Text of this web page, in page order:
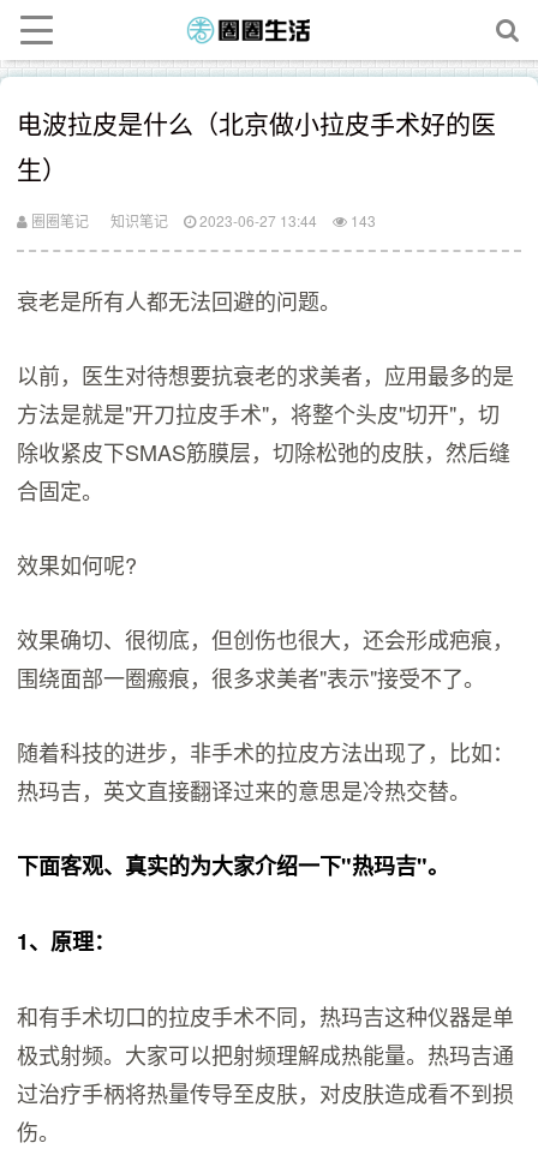
电波拉皮是什么（北京做小拉皮手术好的医
生）
圈圈笔记 知识笔记 2023-06-27 13:44 143
衰老是所有人都无法回避的问题。
以前，医生对待想要抗衰老的求美者，应用最多的是
方法是就是"开刀拉皮手术"，将整个头皮"切开"，切
除收紧皮下SMAS筋膜层，切除松弛的皮肤，然后缝
合固定。
效果如何呢?
效果确切、很彻底，但创伤也很大，还会形成疤痕，
围绕面部一圈瘢痕，很多求美者"表示"接受不了。
随着科技的进步，非手术的拉皮方法出现了，比如：
热玛吉，英文直接翻译过来的意思是冷热交替。
下面客观、真实的为大家介绍一下"热玛吉"。
1、原理：
和有手术切口的拉皮手术不同，热玛吉这种仪器是单
极式射频。大家可以把射频理解成热能量。热玛吉通
过治疗手柄将热量传导至皮肤，对皮肤造成看不到损
伤。